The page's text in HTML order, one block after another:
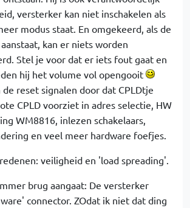
versterker kan niet inschakelen als
modus staat. En omgekeerd, als de
kan er niets worden
Stel je voor dat er iets fout gaat en
hij het volume vol opengooit
reset signalen door dat CPLDtje
CPLD voorziet in adres selectie, HW
WM8816, inlezen schakelaars,
en veel meer hardware foefjes.
veiligheid en 'load spreading'.
brug aangaat: De versterker
connector. ZOdat ik niet dat ding